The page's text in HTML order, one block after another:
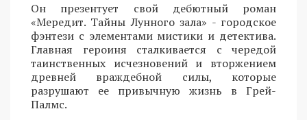
Он презентует свой дебютный роман
«Мередит. Тайны Лунного зала» - городское
фэнтези с элементами мистики и детектива.
Главная героиня сталкивается с чередой
таинственных исчезновений и вторжением
древней враждебной силы, которые
разрушают ее привычную жизнь в Грей-
Палмс.